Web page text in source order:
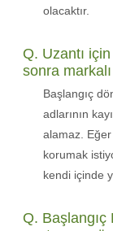
olacaktır.
Q. Uzantı
sonra
Başlangıç
adlarının
alamaz.
korumak
kendi içinde
Q.